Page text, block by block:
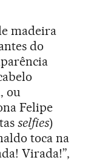
madeira
do
ou
Felipe
selfies)
toca na
Virada!”,